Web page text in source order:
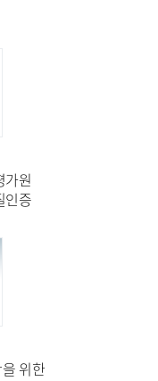
가원
인증
위한